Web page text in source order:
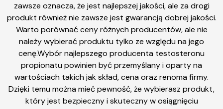
zawsze oznacza, że jest najlepszej jakości, ale za drogi
produkt również nie zawsze jest gwarancją dobrej jakości.
Warto porównać ceny różnych producentów, ale nie
należy wybierać produktu tylko ze względu na jego
cenę.Wybór najlepszego producenta testosteronu
propionatu powinien być przemyślany i oparty na
wartościach takich jak skład, cena oraz renoma firmy.
Dzięki temu można mieć pewność, że wybierasz produkt,
który jest bezpieczny i skuteczny w osiągnięciu